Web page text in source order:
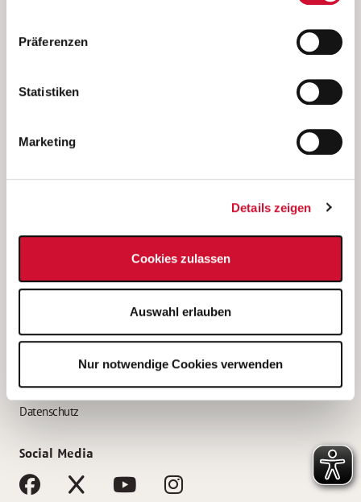
Sie der Speicherung sämtlicher Cookies zu. Sie können
Ihre Einwilligung selbstverständlich jederzeit widerrufen,
indem Sie die Cookie-Einstellungen aufrufen und diese
unsererDatenschutzerklärung
Präferenzen
Statistiken
Marketing
Details zeigen
Cookies zulassen
Auswahl erlauben
Nur notwendige Cookies verwenden
Kantstraße 45a
(Ein Tochterunternehmen des AWO Bezirksverbandes Unterfranken
e.V.)
Bewerbung als Altenpflegehelfer*in
Bewerbung als Erzieher*in
AWO Gliederungen nach Bundesland
Impressum
Datenschutz
Social Media